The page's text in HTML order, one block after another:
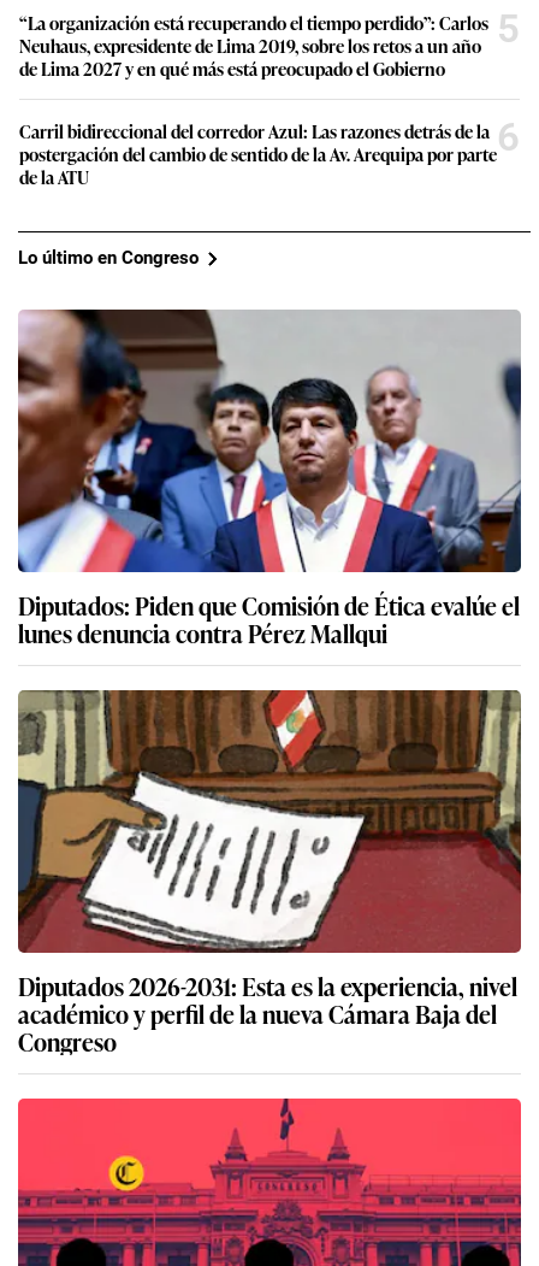
“La organización está recuperando el tiempo perdido”: Carlos
Neuhaus, expresidente de Lima 2019, sobre los retos a un año
de Lima 2027 y en qué más está preocupado el Gobierno
5
Carril bidireccional del corredor Azul: Las razones detrás de la
postergación del cambio de sentido de la Av. Arequipa por parte
de la ATU
6
Lo último en Congreso
Diputados: Piden que Comisión de Ética evalúe el
lunes denuncia contra Pérez Mallqui
Diputados 2026-2031: Esta es la experiencia, nivel
académico y perfil de la nueva Cámara Baja del
Congreso